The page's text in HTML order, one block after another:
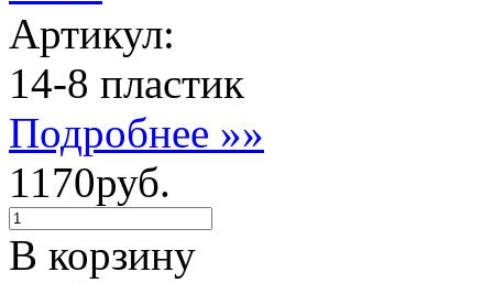
Артикул:
14-8 пластик
Подробнее »»
1170руб.
В корзину